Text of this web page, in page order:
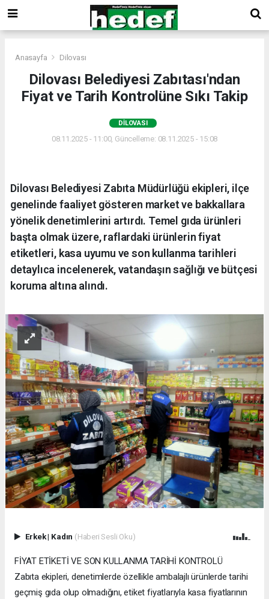
Anasayfa Dilovası
Dilovası Belediyesi Zabıtası'ndan
Fiyat ve Tarih Kontrolüne Sıkı Takip
DILOVASI
08.11.2025 - 11:00, Güncelleme: 08.11.2025 - 15:08
Dilovası Belediyesi Zabıta Müdürlüğü ekipleri, ilçe
genelinde faaliyet gösteren market ve bakkallara
yönelik denetimlerini artırdı. Temel gıda ürünleri
başta olmak üzere, raflardaki ürünlerin fiyat
etiketleri, kasa uyumu ve son kullanma tarihleri
detaylıca incelenerek, vatandaşın sağlığı ve bütçesi
koruma altına alındı.
Erkek| Kadın (Haberi Sesli Oku)
FİYAT ETİKETİ VE SON KULLANMA TARİHİ KONTROLÜ
Zabıta ekipleri, denetimlerde özellikle ambalajlı ürünlerde tarihi
geçmiş gıda olup olmadığını, etiket fiyatlarıyla kasa fiyatlarının